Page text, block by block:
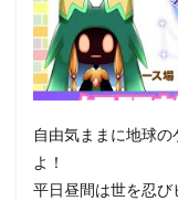
自由気ままに地球
よ！
平日昼間は世を忍び